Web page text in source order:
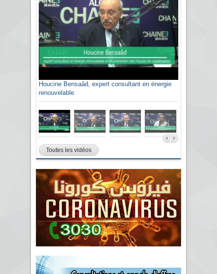
Houcine Bensaâd, expert consultant en énergie
renouvelable
Toutes les vidéos